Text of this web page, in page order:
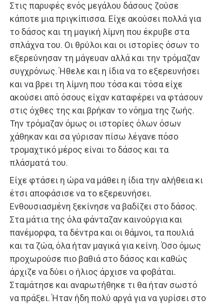
Στις παρυφές ενός μεγάλου δάσους ζούσε
κάποτε μια πριγκίπισσα. Είχε ακούσει πολλά για
το δάσος και τη μαγική λίμνη που έκρυβε στα
σπλάχνα του. Οι θρύλοι και οι ιστορίες όσων το
εξερεύνησαν τη μάγευαν αλλά και την τρόμαζαν
συγχρόνως. Ήθελε και η ίδια να το εξερευνήσει
και να βρει τη λίμνη που τόσα και τόσα είχε
ακούσει από όσους είχαν καταφέρει να φτάσουν
στις όχθες της και βρήκαν το νόημα της ζωής.
Την τρόμαζαν όμως οι ιστορίες όλων όσων
χάθηκαν και σα γύρισαν πίσω λέγανε πόσο
τρομαχτικό μέρος είναι το δάσος και τα
πλάσματά του.
Είχε φτάσει η ώρα να μάθει η ίδια την αλήθεια κι
έτσι αποφάσισε να το εξερευνήσει.
Ενθουσιασμένη ξεκίνησε να βαδίζει στο δάσος.
Στα μάτια της όλα φάνταζαν καινούργια και
πανέμορφα, τα δέντρα και οι θάμνοι, τα πουλιά
και τα ζώα, όλα ήταν μαγικά για κείνη. Όσο όμως
προχωρούσε πιο βαθιά στο δάσος και καθώς
άρχιζε να δύει ο ήλιος άρχισε να φοβάται.
Σταμάτησε και αναρωτήθηκε τι θα ήταν σωστό
να πράξει. Ήταν ήδη πολύ αργά για να γυρίσει στο